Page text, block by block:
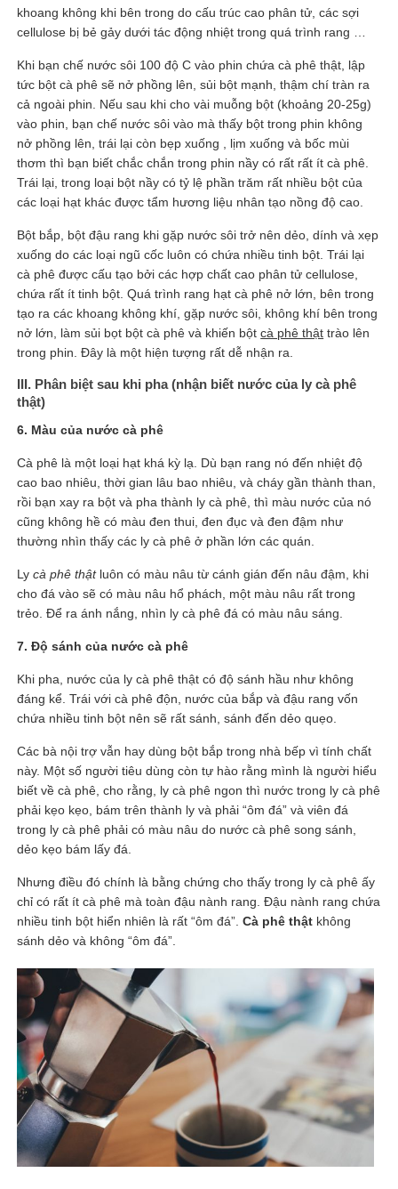
khoang không khi bên trong do cấu trúc cao phân tử, các sợi
cellulose bị bẻ gảy dưới tác động nhiệt trong quá trình rang …
Khi bạn chế nước sôi 100 độ C vào phin chứa cà phê thật, lập
tức bột cà phê sẽ nở phồng lên, sủi bột mạnh, thậm chí tràn ra
cả ngoài phin. Nếu sau khi cho vài muỗng bột (khoảng 20-25g)
vào phin, bạn chế nước sôi vào mà thấy bột trong phin không
nở phồng lên, trái lại còn bẹp xuống , lịm xuống và bốc mùi
thơm thì bạn biết chắc chắn trong phin nầy có rất rất ít cà phê.
Trái lại, trong loại bột nầy có tỷ lệ phần trăm rất nhiều bột của
các loại hạt khác được tẩm hương liệu nhân tạo nồng độ cao.
Bột bắp, bột đậu rang khi gặp nước sôi trở nên dẻo, dính và xẹp
xuống do các loại ngũ cốc luôn có chứa nhiều tinh bột. Trái lại
cà phê được cấu tạo bởi các hợp chất cao phân tử cellulose,
chứa rất ít tinh bột. Quá trình rang hạt cà phê nở lớn, bên trong
tạo ra các khoang không khí, gặp nước sôi, không khí bên trong
nở lớn, làm sủi bọt bột cà phê và khiến bộtcà phê thật trào lên
trong phin. Đây là một hiện tượng rất dễ nhận ra.
III. Phân biệt sau khi pha (nhận biết nước của ly cà phê
thật)
6. Màu của nước cà phê
Cà phê là một loại hạt khá kỳ lạ. Dù bạn rang nó đến nhiệt độ
cao bao nhiêu, thời gian lâu bao nhiêu, và cháy gần thành than,
rồi bạn xay ra bột và pha thành ly cà phê, thì màu nước của nó
cũng không hề có màu đen thui, đen đục và đen đậm như
thường nhìn thấy các ly cà phê ở phần lớn các quán.
Lycà phê thậtluôn có màu nâu từ cánh gián đến nâu đậm, khi
cho đá vào sẽ có màu nâu hổ phách, một màu nâu rất trong
trẻo. Để ra ánh nắng, nhìn ly cà phê đá có màu nâu sáng.
7. Độ sánh của nước cà phê
Khi pha, nước của ly cà phê thật có độ sánh hầu như không
đáng kể. Trái với cà phê độn, nước của bắp và đậu rang vốn
chứa nhiều tinh bột nên sẽ rất sánh, sánh đến dẻo quẹo.
Các bà nội trợ vẫn hay dùng bột bắp trong nhà bếp vì tính chất
này. Một số người tiêu dùng còn tự hào rằng mình là người hiểu
biết về cà phê, cho rằng, ly cà phê ngon thì nước trong ly cà phê
phải kẹo kẹo, bám trên thành ly và phải “ôm đá” và viên đá
trong ly cà phê phải có màu nâu do nước cà phê song sánh,
dẻo kẹo bám lấy đá.
Nhưng điều đó chính là bằng chứng cho thấy trong ly cà phê ấy
chỉ có rất ít cà phê mà toàn đậu nành rang. Đậu nành rang chứa
nhiều tinh bột hiển nhiên là rất “ôm đá”.Cà phê thật không
sánh dẻo và không “ôm đá”.